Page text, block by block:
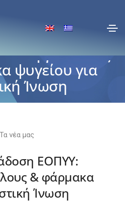
παράδοση
για όλους
ψυγείου για
Ίνωση
Αρχική
Τα νέα μας
ΕΟΠΥΥ:
& φάρμακα
Ίνωση